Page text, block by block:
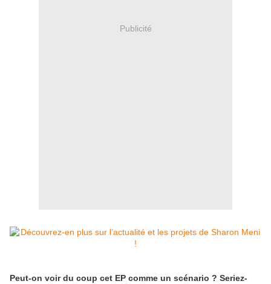
Publicité
Peut-on voir du coup cet EP comme un scénario ? Seriez-